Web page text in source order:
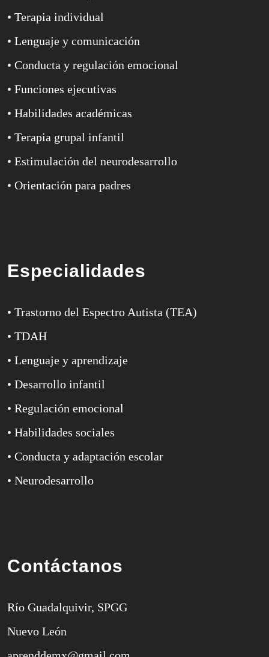
• Terapia individual
• Lenguaje y comunicación
• Conducta y regulación emocional
• Funciones ejecutivas
• Habilidades académicas
• Terapia grupal infantil
• Estimulación del neurodesarrollo
• Orientación para padres
Especialidades
• Trastorno del Espectro Autista (TEA)
• TDAH
• Lenguaje y aprendizaje
• Desarrollo infantil
• Regulación emocional
• Habilidades sociales
• Conducta y adaptación escolar
• Neurodesarrollo
Contáctanos
Río Guadalquivir, SPGG
Nuevo León